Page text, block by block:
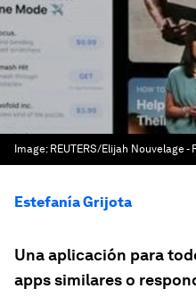
Image: REUTERS/Elijah Nouvelage -
Estefanía Grijota
Una aplicación para
apps similares o